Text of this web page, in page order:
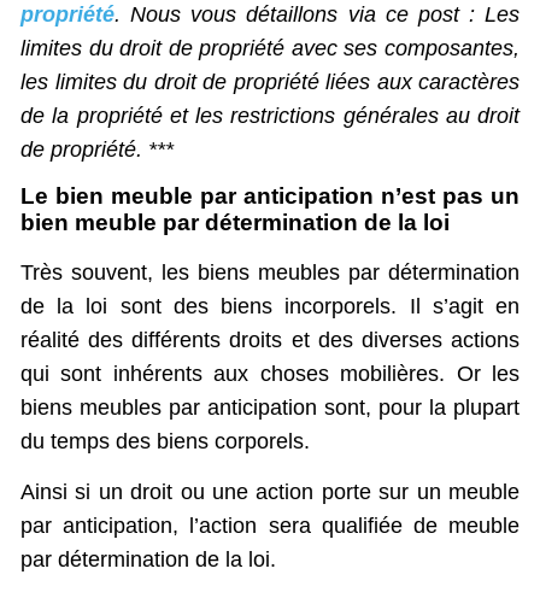
propriété. Nous vous détaillons via ce post : Les
limites du droit de propriété avec ses composantes,
les limites du droit de propriété liées aux caractères
de la propriété et les restrictions générales au droit
de propriété. ***
Le bien meuble par anticipation n’est pas un
bien meuble par détermination de la loi
Très souvent, les biens meubles par détermination
de la loi sont des biens incorporels. Il s’agit en
réalité des différents droits et des diverses actions
qui sont inhérents aux choses mobilières. Or les
biens meubles par anticipation sont, pour la plupart
du temps des biens corporels.
Ainsi si un droit ou une action porte sur un meuble
par anticipation, l’action sera qualifiée de meuble
par détermination de la loi.